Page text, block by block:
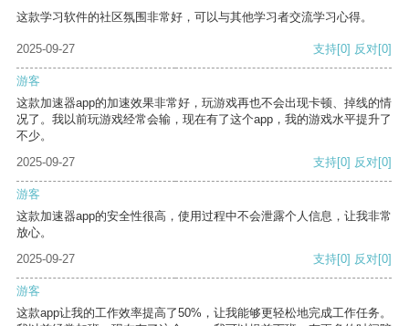
这款学习软件的社区氛围非常好，可以与其他学习者交流学习心得。
2025-09-27 支持[0] 反对[0]
游客
这款加速器app的加速效果非常好，玩游戏再也不会出现卡顿、掉线的情
况了。我以前玩游戏经常会输，现在有了这个app，我的游戏水平提升了
不少。
2025-09-27
支持[0] 反对[0]
游客
这款加速器app的安全性很高，使用过程中不会泄露个人信息，让我非常
放心。
2025-09-27
支持[0] 反对[0]
游客
这款app让我的工作效率提高了50%，让我能够更轻松地完成工作任务。